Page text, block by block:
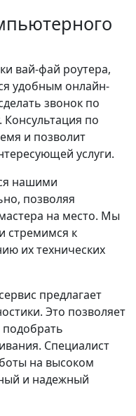
вай-фай роутера,
удобным онлайн-
звонок по
Консультация по
и позволит
услуги.
нашими
позволяя
на место. Мы
стремимся к
их технических
предлагает
Это позволяет
Специалист
на высоком
и надежный